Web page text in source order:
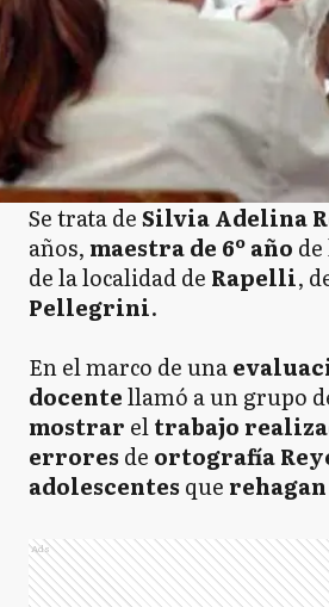
Se trata deSilvia Adelina
años, maestra de 6º año
de la localidad de Rapelli,
Pellegrini.
En el marco de una
docentellamó a un grupo
mostrar eltrabajo
errores de ortografía
adolescentes que rehagan
Ads